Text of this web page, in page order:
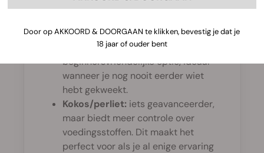
Wat is het beste medium om je
Aarde/compost:een natuurlijke en
beginnersvriendelijke optie, ideaal
wanneer je nog nooit eerder wiet
hebt gekweekt.
Kokos/perliet: iets geavanceerder,
maar biedt meer controle over
voedingsstoffen. Dit maakt het
perfect voor als je al enige ervaring
Door op AKKOORD & DOORGAAN te klikken, bevestig je dat je
18 jaar of ouder bent